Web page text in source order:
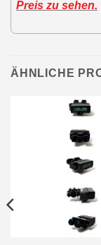
Preis zu sehen.
ÄHNLICHE